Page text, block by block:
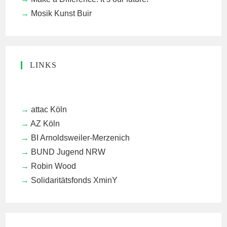
Mosik Kunst Buir
LINKS
attac Köln
AZ Köln
BI Arnoldsweiler-Merzenich
BUND Jugend NRW
Robin Wood
Solidaritätsfonds XminY